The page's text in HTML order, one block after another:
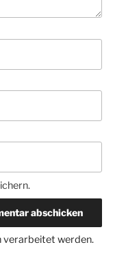
verarbeitet werden.